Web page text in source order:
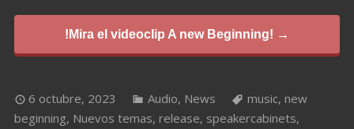
!Mira el videoclip A new Beginning! →
6 octubre, 2023 Audio, News music, new
beginning, Nuevos temas, release, speakercabinets,